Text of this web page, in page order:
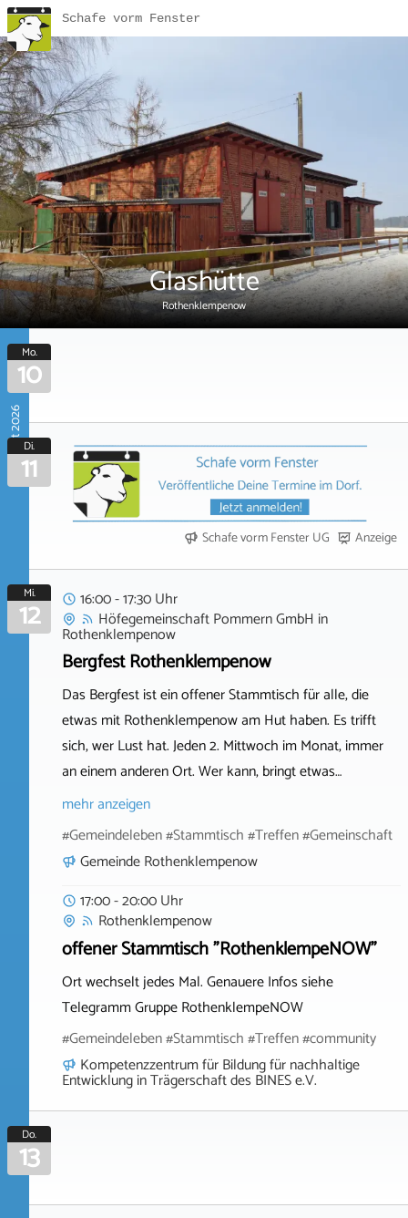
Schafe vorm Fenster
Glashütte
Rothenklempenow
August 2026
Mo.
10
Di.
11
Schafe vorm Fenster UG Anzeige
Mi.
12
16:00 - 17:30 Uhr
Höfegemeinschaft Pommern GmbH in
Rothenklempenow
Bergfest Rothenklempenow
Das Bergfest ist ein offener Stammtisch für alle, die
etwas mit Rothenklempenow am Hut haben. Es trifft
sich, wer Lust hat. Jeden 2. Mittwoch im Monat, immer
an einem anderen Ort. Wer kann, bringt etwas…
mehr anzeigen
#Gemeindeleben #Stammtisch #Treffen #Gemeinschaft
Gemeinde Rothenklempenow
17:00 - 20:00 Uhr
Rothenklempenow
offener Stammtisch "RothenklempeNOW"
Ort wechselt jedes Mal. Genauere Infos siehe
Telegramm Gruppe RothenklempeNOW
#Gemeindeleben #Stammtisch #Treffen #community
Kompetenzzentrum für Bildung für nachhaltige
Entwicklung in Trägerschaft des BINES e.V.
Do.
13